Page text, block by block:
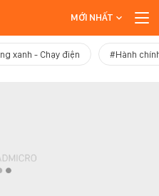
MỚI NHẤT
xanh - Chạy điện #Hành